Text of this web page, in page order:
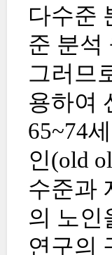
다수준
준 분석
그러므
용하여
65~74
인(old
수준과
의 노인
연구의